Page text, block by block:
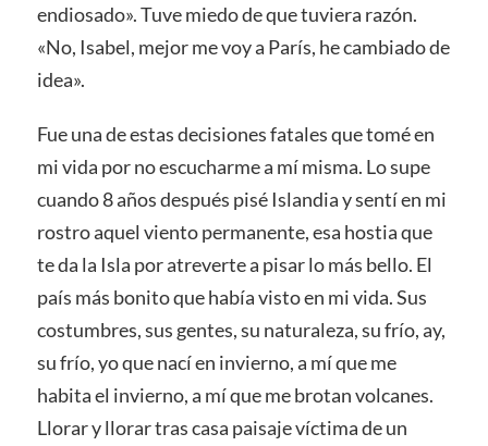
endiosado». Tuve miedo de que tuviera razón.
«No, Isabel, mejor me voy a París, he cambiado de
idea».
Fue una de estas decisiones fatales que tomé en
mi vida por no escucharme a mí misma. Lo supe
cuando 8 años después pisé Islandia y sentí en mi
rostro aquel viento permanente, esa hostia que
te da la Isla por atreverte a pisar lo más bello. El
país más bonito que había visto en mi vida. Sus
costumbres, sus gentes, su naturaleza, su frío, ay,
su frío, yo que nací en invierno, a mí que me
habita el invierno, a mí que me brotan volcanes.
Llorar y llorar tras casa paisaje víctima de un